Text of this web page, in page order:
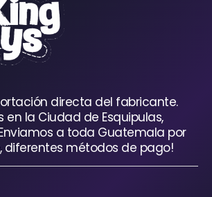
directa del fabricante.
en la Ciudad de Esquipulas,
a toda Guatemala por
diferentes métodos de pago!